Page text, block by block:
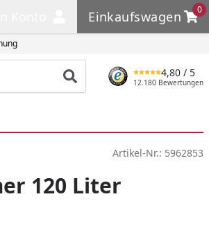
Einkaufswagen
0
Einkaufswagen
Produkt suchen
4,80 / 5
12.180 Bewertungen
Artikel-Nr.: 5962853
120 Liter